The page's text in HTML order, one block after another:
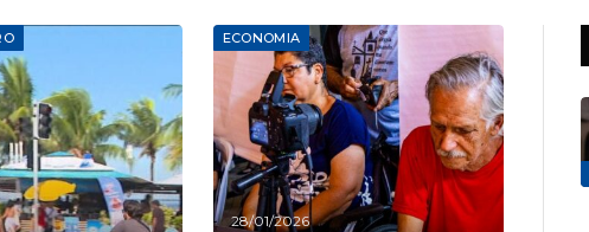
ECONOMIA
28/01/2026